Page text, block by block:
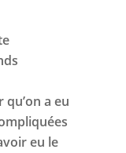
a eu
eu le